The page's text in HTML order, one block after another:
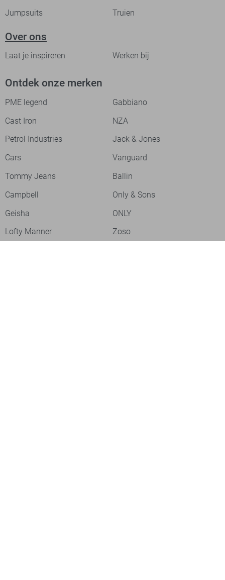
Jumpsuits
Truien
Over ons
Laat je inspireren Werken bij
Ontdek onze merken
PME legend
Gabbiano
Cast Iron
NZA
Petrol Industries
Jack & Jones
Cars
Vanguard
Tommy Jeans
Ballin
Campbell
Only & Sons
Geisha
ONLY
Lofty Manner
Zoso